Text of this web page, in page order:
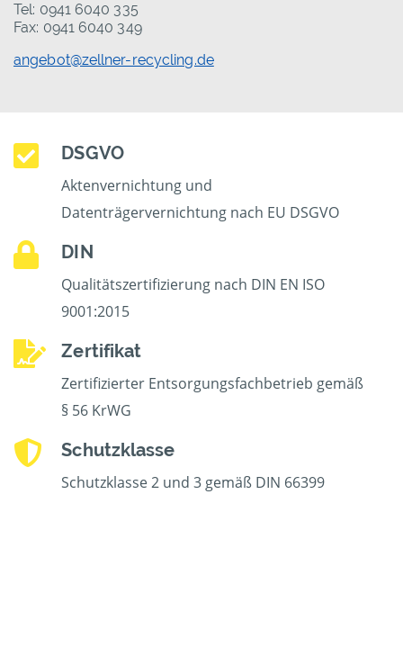
Tel: 0941 6040 335
Fax: 0941 6040 349
angebot@zellner-recycling.de
DSGVO
Aktenvernichtung und
Datenträgervernichtung nach EU DSGVO
DIN
Qualitätszertifizierung nach DIN EN ISO
9001:2015
Zertifikat
Zertifizierter Entsorgungsfachbetrieb gemäß
§ 56 KrWG
Schutzklasse
Schutzklasse 2 und 3 gemäß DIN 66399